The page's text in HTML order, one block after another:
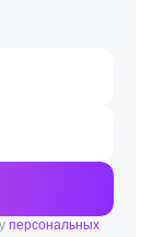
персональных